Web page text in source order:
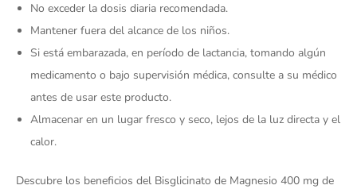
No exceder la dosis diaria recomendada.
Mantener fuera del alcance de los niños.
Si está embarazada, en período de lactancia, tomando algún
medicamento o bajo supervisión médica, consulte a su médico
antes de usar este producto.
Almacenar en un lugar fresco y seco, lejos de la luz directa y el
calor.
Descubre los beneficios del Bisglicinato de Magnesio 400 mg de